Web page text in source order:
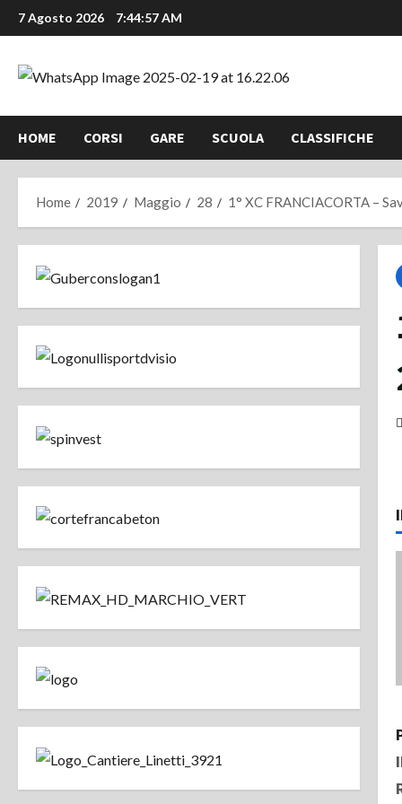
al
7 Agosto 2026 7:44:57 AM
HOME CORSI GARE SCUOLA CLASSIFICHE
Home 2019 Maggio 28 1° XC FRANCIACORTA –